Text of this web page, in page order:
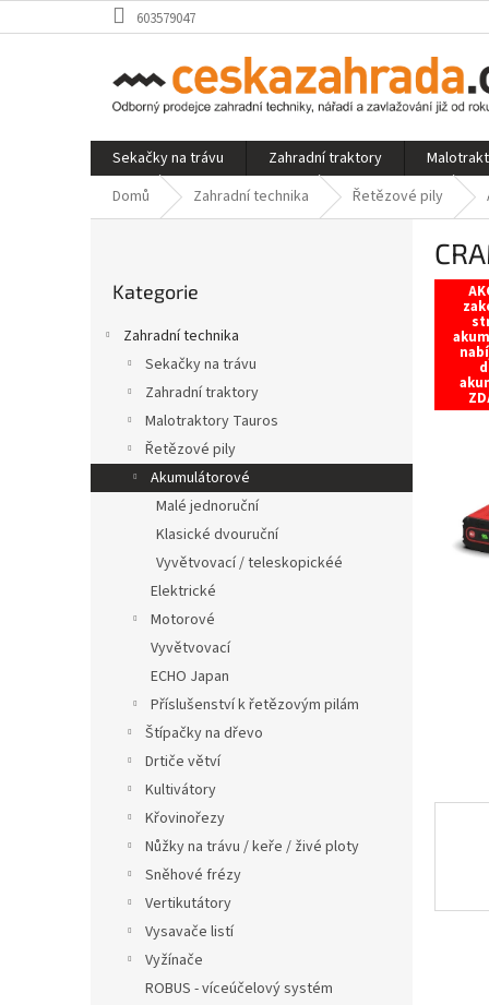
na
603579047
Sekačky na trávu Zahradní traktory
Domů
Zahradní technika Řetězové pily
a
n
kategorie
Kategorie
Zahradní technika
Sekačky na trávu
Zahradní traktory
Malotraktory Tauros
Řetězové pily
Akumulátorové
Malé jednoruční
Klasické dvouruční
Vyvětvovací / teleskopickéé
Elektrické
Motorové
Vyvětvovací
ECHO Japan
Příslušenství k řetězovým pilám
Štípačky na dřevo
Drtiče větví
Kultivátory
Křovinořezy
Nůžky na trávu / keře / živé ploty
Sněhové frézy
Vertikutátory
Vysavače listí
Vyžínače
ROBUS - víceúčelový systém